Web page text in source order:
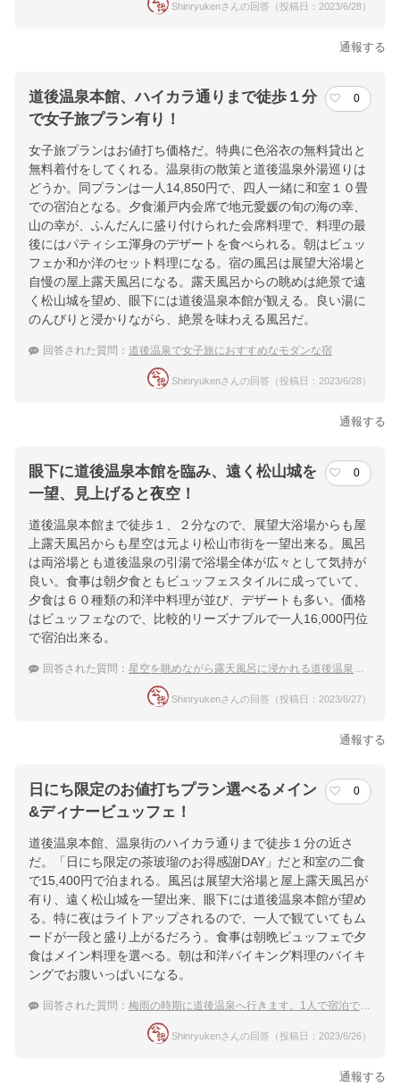
Shinryukenさんの回答（投稿日：2023/6/28）
通報する
道後温泉本館、ハイカラ通りまで徒歩１分
で女子旅プラン有り！
0
女子旅プランはお値打ち価格だ。特典に色浴衣の無料貸出と
無料着付をしてくれる。温泉街の散策と道後温泉外湯巡りは
どうか。同プランは一人14,850円で、四人一緒に和室１０畳
での宿泊となる。夕食瀬戸内会席で地元愛媛の旬の海の幸、
山の幸が、ふんだんに盛り付けられた会席料理で、料理の最
後にはパティシエ渾身のデザートを食べられる。朝はビュッ
フェか和か洋のセット料理になる。宿の風呂は展望大浴場と
自慢の屋上露天風呂になる。露天風呂からの眺めは絶景で遠
く松山城を望め、眼下には道後温泉本館が観える。良い湯に
のんびりと浸かりながら、絶景を味わえる風呂だ。
回答された質問： 道後温泉で女子旅におすすめなモダンな宿
Shinryukenさんの回答（投稿日：2023/6/28）
通報する
眼下に道後温泉本館を臨み、遠く松山城を
一望、見上げると夜空！
0
道後温泉本館まで徒歩１、２分なので、展望大浴場からも屋
上露天風呂からも星空は元より松山市街を一望出来る。風呂
は両浴場とも道後温泉の引湯で浴場全体が広々として気持が
良い。食事は朝夕食ともビュッフェスタイルに成っていて、
夕食は６０種類の和洋中料理が並び、デザートも多い。価格
はビュッフェなので、比較的リーズナブルで一人16,000円位
で宿泊出来る。
回答された質問： 星空を眺めながら露天風呂に浸かれる道後温泉の宿はありますか？
Shinryukenさんの回答（投稿日：2023/6/27）
通報する
日にち限定のお値打ちプラン選べるメイン
&ディナービュッフェ！
0
道後温泉本館、温泉街のハイカラ通りまで徒歩１分の近さ
だ。「日にち限定の茶玻瑠のお得感謝DAY」だと和室の二食
で15,400円で泊まれる。風呂は展望大浴場と屋上露天風呂が
有り、遠く松山城を一望出来、眼下には道後温泉本館が望め
る。特に夜はライトアップされるので、一人で観ていてもム
ードが一段と盛り上がるだろう。食事は朝晩ビュッフェで夕
食はメイン料理を選べる。朝は和洋バイキング料理のバイキ
ングでお腹いっぱいになる。
回答された質問： 梅雨の時期に道後温泉へ行きます。1人で宿泊できる宿
Shinryukenさんの回答（投稿日：2023/6/26）
通報する